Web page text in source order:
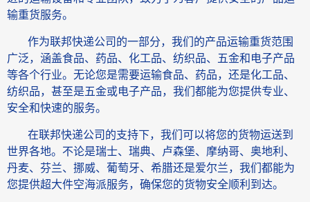
输重货服务。
作为联邦快递公司的一部分，我们的产品运输重货范围
广泛，涵盖食品、药品、化工品、纺织品、五金和电子产品
等各个行业。无论您是需要运输食品、药品，还是化工品、
纺织品，甚至是五金或电子产品，我们都能为您提供专业、
安全和快速的服务。
在联邦快递公司的支持下，我们可以将您的货物运送到
世界各地。不论是瑞士、瑞典、卢森堡、摩纳哥、奥地利、
丹麦、芬兰、挪威、葡萄牙、希腊还是爱尔兰，我们都能为
您提供超大件空海派服务，确保您的货物安全顺利到达。